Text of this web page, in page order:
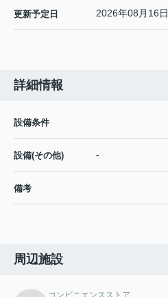
更新予定日 2026年08月16日
詳細情報
設備条件
設備(その他) -
備考
周辺施設
コンビニエンスストア